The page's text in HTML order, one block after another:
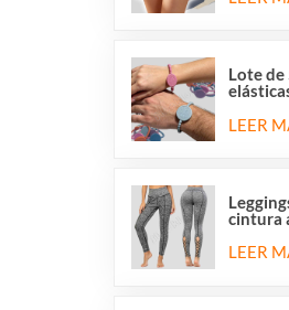
Lote de
LEER
cintura
y malla
LEER